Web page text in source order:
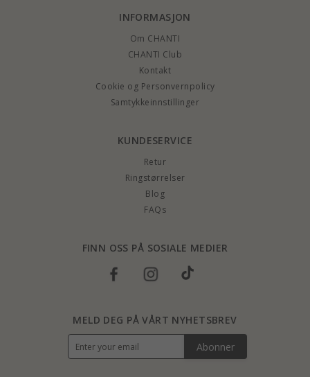
INFORMASJON
Om CHANTI
CHANTI Club
Kontakt
Cookie og Personvernpolicy
Samtykkeinnstillinger
KUNDESERVICE
Retur
Ringstørrelser
Blog
FAQs
FINN OSS PÅ SOSIALE MEDIER
MELD DEG PÅ VÅRT NYHETSBREV
Abonner